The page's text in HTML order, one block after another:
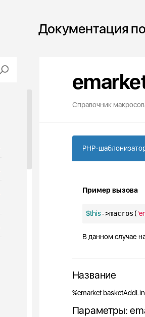
Документация
Справочник
PHP-
Пример вызова
$this->macros(
В данном случае
Название
%emarket
Параметры: